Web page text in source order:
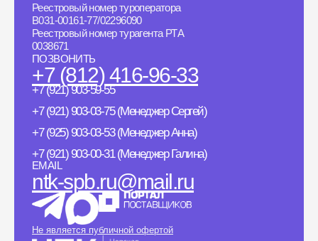
Реестровый номер туроператора
B031-00161-77/02296090
Реестровый номер турагента РТА
0038671
ПОЗВОНИТЬ
+7 (812) 416-96-33
+7 (921) 903-59-55
+7 (921) 903-03-75 (Менеджер Сергей)
+7 (925) 903-03-53 (Менеджер Анна)
+7 (921) 903-00-31 (Менеджер Галина)
EMAIL
ntk-spb.ru@mail.ru
Не является публичной офертой